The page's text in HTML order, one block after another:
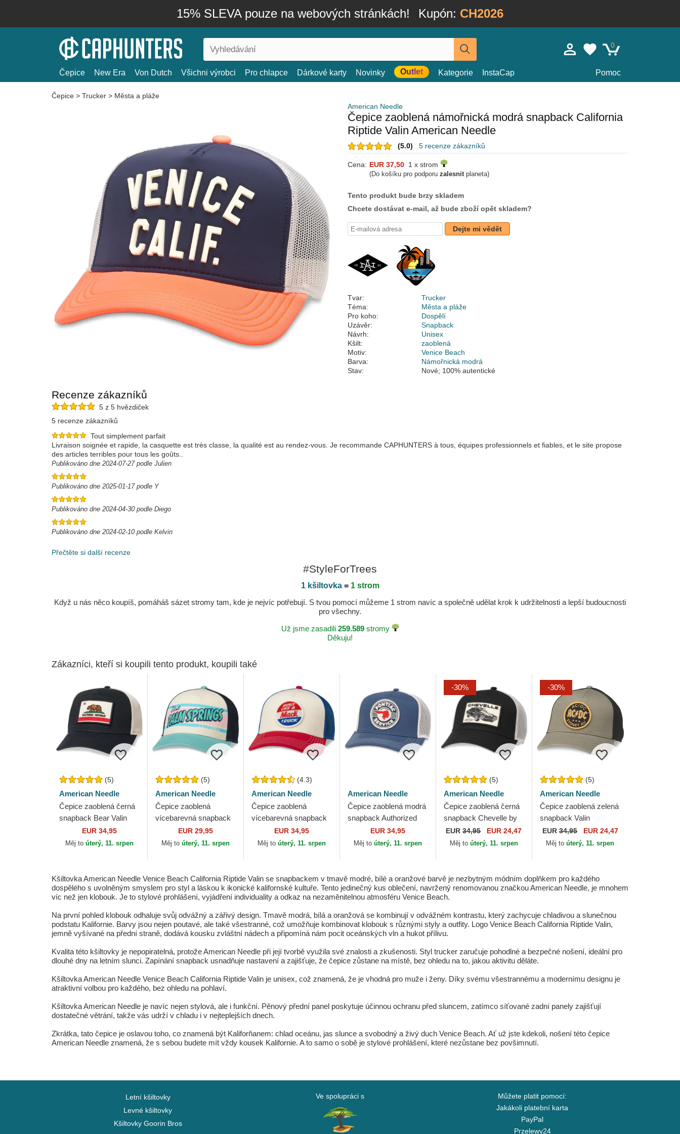
15% SLEVA pouze na webových stránkách! Kupón: CH2026
0
Čepice New Era Von Dutch Všichni výrobci Pro chlapce Dárkové karty Novinky Outlet Kategorie InstaCap Pomoc
Čepice > Trucker > Města a pláže
American Needle
Čepice zaoblená námořnická modrá snapback California
Riptide Valin American Needle
(5.0) 5 recenze zákazníků
Cena: EUR 37,50 1 x strom
(Do košíku pro podporu zalesnitplaneta)
Tento produkt bude brzy skladem
Chcete dostávat e-mail, až bude zboží opět skladem?
Dejte mi vědět
Tvar:
Trucker
Téma:
Města a pláže
Pro koho:
Dospělí
Uzávěr:
Snapback
Návrh:
Unisex
Kšilt:
zaoblená
Motiv:
Venice Beach
Barva:
Námořnická modrá
Stav:
Nové; 100% autentické
Recenze zákazníků
5 z 5 hvězdiček
5 recenze zákazníků
Tout simplement parfait
Livraison soignée et rapide, la casquette est très classe, la qualité est au rendez-vous. Je recommande CAPHUNTERS à tous, équipes professionnels et fiables, et le site propose
des articles terribles pour tous les goûts..
Publikováno dne 2024-07-27 podle Julien
Publikováno dne 2025-01-17 podle Y
Publikováno dne 2024-04-30 podle Diego
Publikováno dne 2024-02-10 podle Kelvin
Přečtěte si další recenze
#StyleForTrees
1 kšiltovka= 1 strom
Když u nás něco koupíš, pomáháš sázet stromy tam, kde je nejvíc potřebují. S tvou pomocí můžeme 1 strom navíc a společně udělat krok k udržitelnosti a lepší budoucnosti
pro všechny.
Už jsme zasadili 259.589stromy
Děkuju!
Zákazníci, kteří si koupili tento produkt, koupili také
(5)
American Needle
Čepice zaoblená černá
snapback Bear Valin
American Needle
EUR 34,95
Měj to úterý, 11. srpen
(5)
American Needle
Čepice zaoblená
vícebarevná snapback
California Sinclair
American Needle
EUR 29,95
Měj to úterý, 11. srpen
(4.3)
American Needle
Čepice zaoblená
vícebarevná snapback
Twill Valin Patch
American Needle
EUR 34,95
Měj to úterý, 11. srpen
American Needle
Čepice zaoblená modrá
snapback Authorized
Service Valin American
Needle
EUR 34,95
Měj to úterý, 11. srpen
-30%
(5)
American Needle
Čepice zaoblená černá
snapback Chevelle by
Valin American Needle
EUR34,95 EUR 24,47
Měj to úterý, 11. srpen
-30%
(5)
American Needle
Čepice zaoblená zelená
snapback Valin
American Needle
EUR 34,95 EUR 24,47
Měj toúterý, 11. srpen
Kšiltovka American Needle Venice Beach California Riptide Valin se snapbackem v tmavě modré, bílé a oranžové barvě je nezbytným módním doplňkem pro každého
dospělého s uvolněným smyslem pro styl a láskou k ikonické kalifornské kultuře. Tento jedinečný kus oblečení, navržený renomovanou značkou American Needle, je mnohem
víc než jen klobouk. Je to stylové prohlášení, vyjádření individuality a odkaz na nezaměnitelnou atmosféru Venice Beach.
Na první pohled klobouk odhaluje svůj odvážný a zářivý design. Tmavě modrá, bílá a oranžová se kombinují v odvážném kontrastu, který zachycuje chladivou a slunečnou
podstatu Kalifornie. Barvy jsou nejen poutavé, ale také všestranné, což umožňuje kombinovat klobouk s různými styly a outfity. Logo Venice Beach California Riptide Valin,
jemně vyšívané na přední straně, dodává kousku zvláštní nádech a připomíná nám pocit oceánských vln a hukot přílivu.
Kvalita této kšiltovky je nepopiratelná, protože American Needle při její tvorbě využila své znalosti a zkušenosti. Styl trucker zaručuje pohodlné a bezpečné nošení, ideální pro
dlouhé dny na letním slunci. Zapínání snapback usnadňuje nastavení a zajišťuje, že čepice zůstane na místě, bez ohledu na to, jakou aktivitu děláte.
Kšiltovka American Needle Venice Beach California Riptide Valin je unisex, což znamená, že je vhodná pro muže i ženy. Díky svému všestrannému a modernímu designu je
atraktivní volbou pro každého, bez ohledu na pohlaví.
Kšiltovka American Needle je navíc nejen stylová, ale i funkční. Pěnový přední panel poskytuje účinnou ochranu před sluncem, zatímco síťované zadní panely zajišťují
dostatečné větrání, takže vás udrží v chladu i v nejteplejších dnech.
Zkrátka, tato čepice je oslavou toho, co znamená být Kaliforňanem: chlad oceánu, jas slunce a svobodný a živý duch Venice Beach. Ať už jste kdekoli, nošení této čepice
American Needle znamená, že s sebou budete mít vždy kousek Kalifornie. A to samo o sobě je stylové prohlášení, které nezůstane bez povšimnutí.
Letní kšiltovky
Levné kšiltovky
Kšiltovky Goorin Bros
Ve spolupráci s
Můžete platit pomocí:
Jakákoli platební karta
PayPal
Przelewy24